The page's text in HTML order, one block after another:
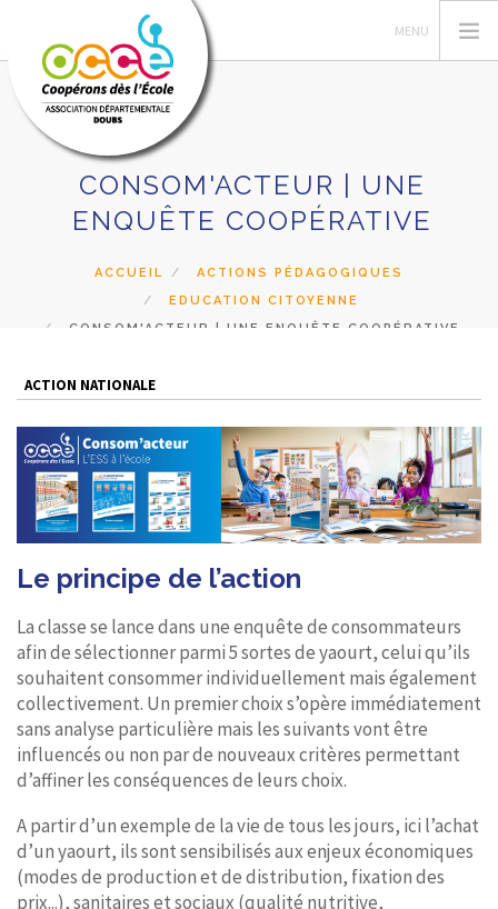
GERER SA COOP
ACTIONS PÉDAGOGIQUES
PRETS ET SERVICES
CONTACT
CONSOM'ACTEUR | UNE
ENQUÊTE COOPÉRATIVE
ACCUEIL
ACTIONS PÉDAGOGIQUES
EDUCATION CITOYENNE
CONSOM'ACTEUR | UNE ENQUÊTE COOPÉRATIVE
ACTION NATIONALE
Le principe de l’action
La classe se lance dans une enquête de consommateurs
afin de sélectionner parmi 5 sortes de yaourt, celui qu’ils
souhaitent consommer individuellement mais également
collectivement. Un premier choix s’opère immédiatement
sans analyse particulière mais les suivants vont être
influencés ou non par de nouveaux critères permettant
d’affiner les conséquences de leurs choix.
A partir d’un exemple de la vie de tous les jours, ici l’achat
d’un yaourt, ils sont sensibilisés aux enjeux économiques
(modes de production et de distribution, fixation des
prix...), sanitaires et sociaux (qualité nutritive,